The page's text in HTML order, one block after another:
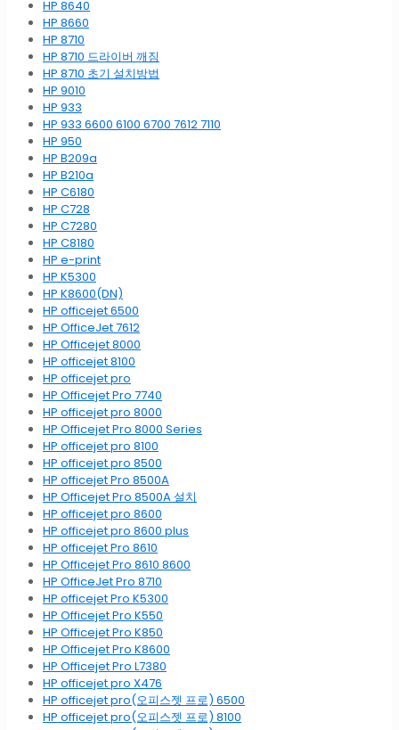
HP 8640
HP 8660
HP 8710
HP 8710 드라이버 깨짐
HP 8710 초기 설치방법
HP 9010
HP 933
HP 933 6600 6100 6700 7612 7110
HP 950
HP B209a
HP B210a
HP C6180
HP C728
HP C7280
HP C8180
HP e-print
HP K5300
HP K8600(DN)
HP officejet 6500
HP OfficeJet 7612
HP Officejet 8000
HP officejet 8100
HP officejet pro
HP Officejet Pro 7740
HP officejet pro 8000
HP Officejet Pro 8000 Series
HP officejet pro 8100
HP officejet pro 8500
HP officejet Pro 8500A
HP Officejet Pro 8500A 설치
HP officejet pro 8600
HP officejet pro 8600 plus
HP officejet Pro 8610
HP Officejet Pro 8610 8600
HP OfficeJet Pro 8710
HP officejet Pro K5300
HP Officejet Pro K550
HP Officejet Pro K850
HP Officejet Pro K8600
HP Officejet Pro L7380
HP officejet pro X476
HP officejet pro(오피스젯 프로) 6500
HP officejet pro(오피스젯 프로) 8100